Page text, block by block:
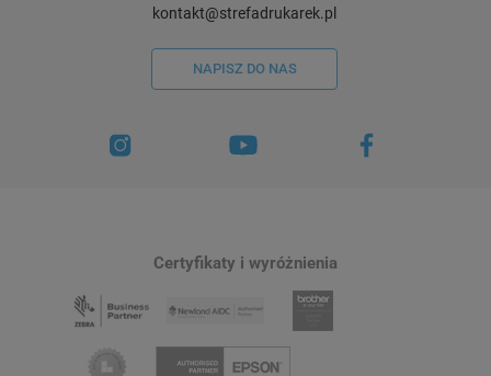
kontakt@strefadrukarek.pl
NAPISZ DO NAS
Certyfikaty i wyróżnienia